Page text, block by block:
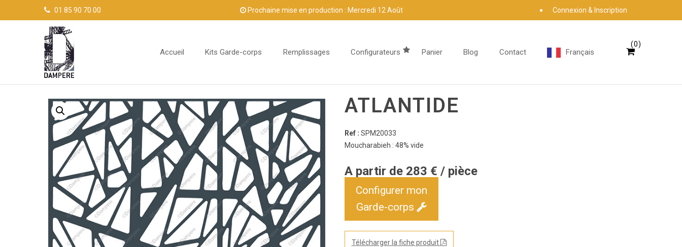
01 85 90 70 00 Prochaine mise en production : Mercredi 12 Août Connexion & Inscription
Accueil Kits Garde-corps Remplissages Configurateurs Panier Blog Contact Français
0
ATLANTIDE
Ref : SPM20033
Moucharabieh : 48% vide
A partir de 283 € / pièce
Configurer mon
Garde-corps
Télécharger la fiche produit
Panneau de gestion des cookies